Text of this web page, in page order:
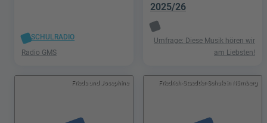
SCHULRADIO
Radio GMS
2025/26
Umfrage: Diese Musik hören wir
am Liebsten!
Frieda und Josephine Friedrich-Staedtler-Schule in Nürnberg